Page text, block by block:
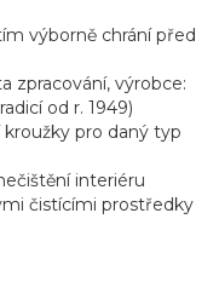
výborně chrání před
zpracování, výrobce:
od r. 1949)
kroužky pro daný typ
interiéru
čistícími prostředky